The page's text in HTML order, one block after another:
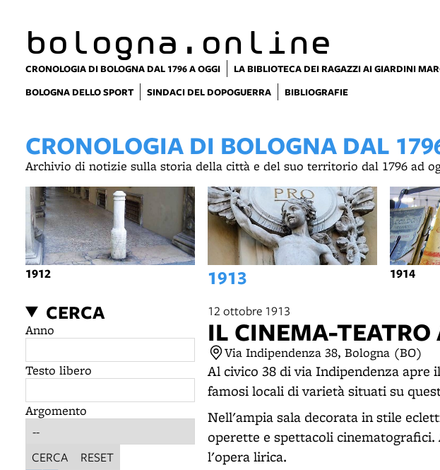
bologna.online
CRONOLOGIA DI BOLOGNA DAL 1796 A OGGI LA BIBLIOTECA DEI RAGAZZI AI GIARDINI
BOLOGNA DELLO SPORT
SINDACI DEL DOPOGUERRA BIBLIOGRAFIE
CRONOLOGIA DI BOLOGNA DAL
Archivio di notizie sulla storia della città e del suo territorio dal 1796 ad
1912 1913 1914
CERCA
Anno
Testo libero
Argomento
CERCA RESET
12 ottobre 1913
IL CINEMA-TEATRO
Via Indipendenza 38, Bologna (BO)
Al civico 38 di via Indipendenza
famosi locali di varietà situati su
Nell'ampia sala decorata in stile
operette e spettacoli
l'opera lirica.